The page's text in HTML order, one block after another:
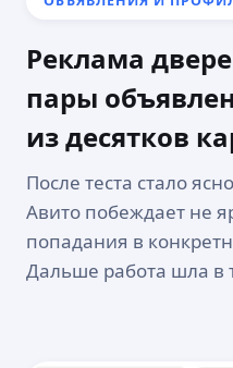
Реклама
пары
из десятков
После теста стало
Авито побеждает не
попадания в
Дальше работа шла в